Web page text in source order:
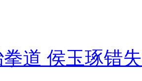
道 侯玉琢错